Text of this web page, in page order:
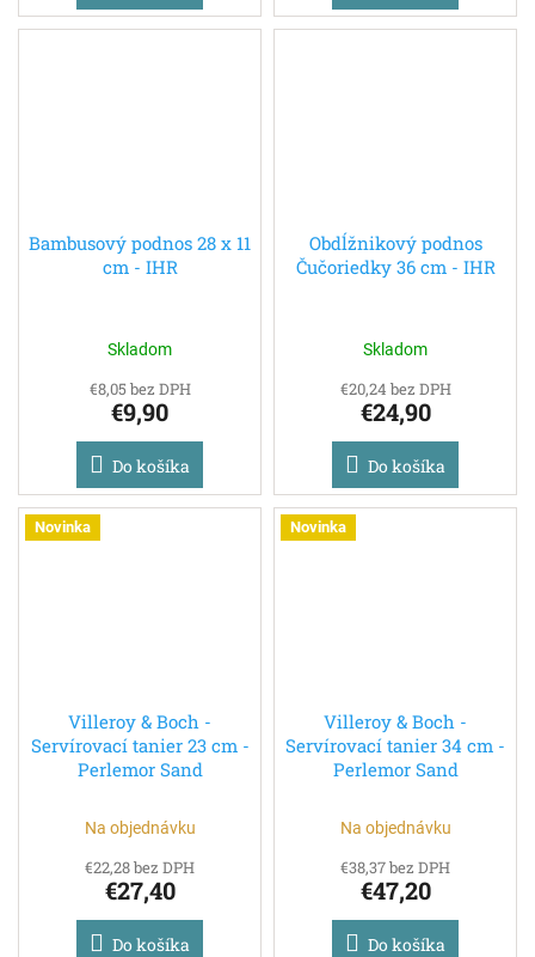
Bambusový podnos 28 x 11
cm - IHR
Skladom
€8,05 bez DPH
€9,90
Do košíka
Obdĺžnikový podnos
Čučoriedky 36 cm - IHR
Skladom
€20,24 bez DPH
€24,90
Do košíka
Novinka
Villeroy & Boch -
Servírovací tanier 23 cm -
Perlemor Sand
Na objednávku
€22,28 bez DPH
€27,40
Do košíka
Novinka
Villeroy & Boch -
Servírovací tanier 34 cm -
Perlemor Sand
Na objednávku
€38,37 bez DPH
€47,20
Do košíka